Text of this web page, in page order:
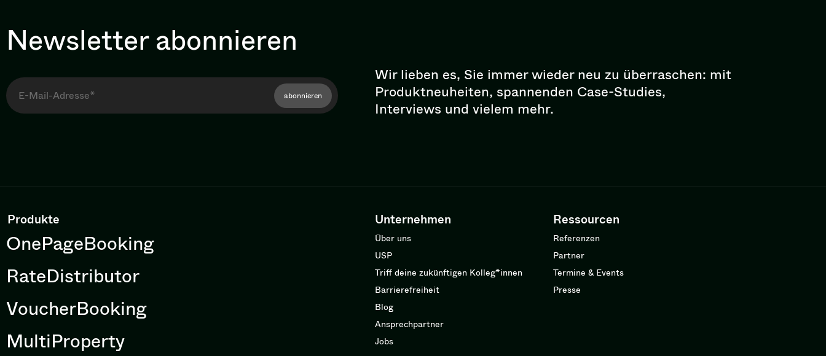
Newsletter abonnieren
abonnieren
Wir lieben es, Sie immer wieder neu zu überraschen: mit
Pro­dukt­neu­hei­ten, spannenden Case-Studies,
Interviews und vielem mehr.
Produkte
OnePageBooking
RateDistributor
VoucherBooking
MultiProperty
Unternehmen
Über uns
USP
Triff deine zukünftigen Kolleg*innen
Barrierefreiheit
Blog
Ansprechpartner
Jobs
Ressourcen
Referenzen
Partner
Termine & Events
Presse